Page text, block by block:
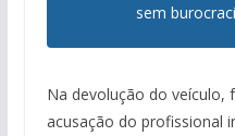
sem
Na devolução do veículo,
acusação do profissional